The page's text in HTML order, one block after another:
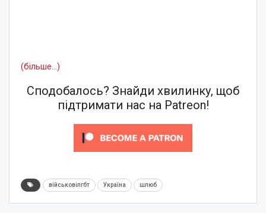
(більше…)
Сподобалось? Знайди хвилинку, щоб
підтримати нас на Patreon!
військовілгбт Україна шлюб